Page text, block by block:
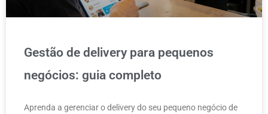
Gestão de delivery para pequenos
negócios: guia completo
Aprenda a gerenciar o delivery do seu pequeno negócio de